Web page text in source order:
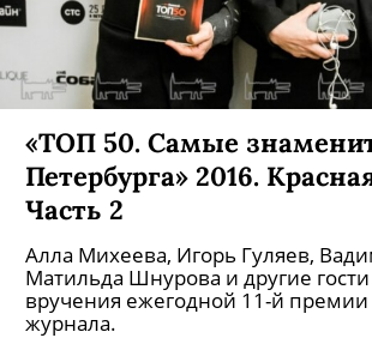
«ТОП 50. Самые
Петербурга» 2016.
Часть 2
Алла Михеева, Игорь Гуляев,
Матильда Шнурова и другие
вручения ежегодной 11-й
журнала.